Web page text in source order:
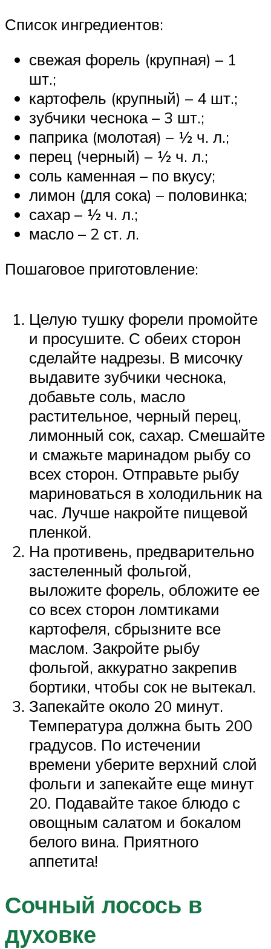
Список ингредиентов:
свежая форель (крупная) – 1
шт.;
картофель (крупный) – 4 шт.;
зубчики чеснока – 3 шт.;
паприка (молотая) – ½ ч. л.;
перец (черный) – ½ ч. л.;
соль каменная – по вкусу;
лимон (для сока) – половинка;
сахар – ½ ч. л.;
масло – 2 ст. л.
Пошаговое приготовление:
Целую тушку форели промойте
и просушите. С обеих сторон
сделайте надрезы. В мисочку
выдавите зубчики чеснока,
добавьте соль, масло
растительное, черный перец,
лимонный сок, сахар. Смешайте
и смажьте маринадом рыбу со
всех сторон. Отправьте рыбу
мариноваться в холодильник на
час. Лучше накройте пищевой
пленкой.
На противень, предварительно
застеленный фольгой,
выложите форель, обложите ее
со всех сторон ломтиками
картофеля, сбрызните все
маслом. Закройте рыбу
фольгой, аккуратно закрепив
бортики, чтобы сок не вытекал.
Запекайте около 20 минут.
Температура должна быть 200
градусов. По истечении
времени уберите верхний слой
фольги и запекайте еще минут
20. Подавайте такое блюдо с
овощным салатом и бокалом
белого вина. Приятного
аппетита!
Сочный лосось в
духовке